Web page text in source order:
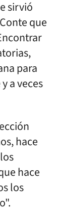
sirvió
que
para
a veces
hace
hace
los